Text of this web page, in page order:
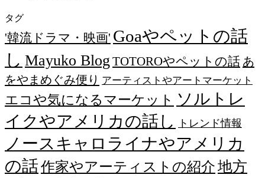
タグ
'韓流ドラマ・映画' Goaやペットの話
し Mayuko Blog TOTOROやペットの話 あ
をやまめぐみ便り アーティストやアートマーケット
エコや気になるマーケット ソルトレ
イクやアメリカの話し
トレンド情報
ノースキャロライナやアメリカ
の話作家やアーティストの紹介地方